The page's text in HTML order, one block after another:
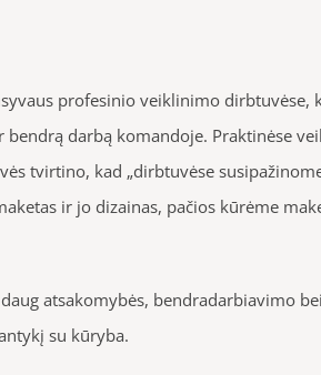
profesinio veiklinimo
darbą komandoje. Praktinėse
tvirtino, kad „dirbtuvėse
ir jo dizainas, pačios kūrėme
atsakomybės, bendradarbiavimo
su kūryba.